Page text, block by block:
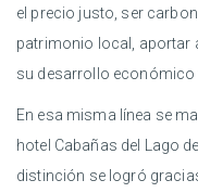
el precio justo, ser
patrimonio local, aportar
su desarrollo económico
En esa misma línea se
hotel Cabañas del Lago
distinción se logró